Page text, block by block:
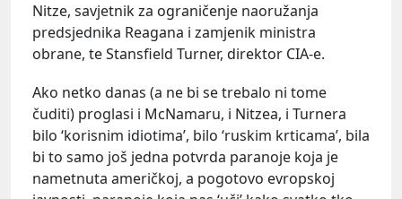
Nitze, savjetnik za ograničenje naoružanja
predsjednika Reagana i zamjenik ministra
obrane, te Stansfield Turner, direktor CIA-e.
Ako netko danas (a ne bi se trebalo ni tome
čuditi) proglasi i McNamaru, i Nitzea, i Turnera
bilo ‘korisnim idiotima’, bilo ‘ruskim krticama’, bila
bi to samo još jedna potvrda paranoje koja je
nametnuta američkoj, a pogotovo evropskoj